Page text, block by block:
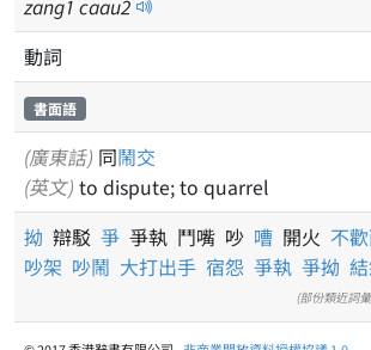
zang1 caau2
動詞
書面語
(廣東話) 同鬧交
(英文) to dispute; to quarrel
拗 辯駁 爭 爭執 鬥嘴 吵 嘈 開火 不
吵架 吵鬧 大打出手 宿怨 爭執 爭拗
(部份類近詞